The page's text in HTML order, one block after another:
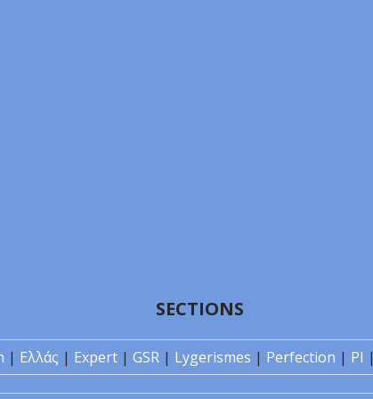
SECTIONS
| Ελλάς | Expert | GSR | Lygerismes | Perfection | PI |